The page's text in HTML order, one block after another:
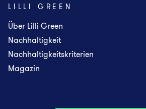
LILLI GREEN
Über Lilli Green
Nachhaltigkeit
Nachhaltigkeitskriterien
Magazin